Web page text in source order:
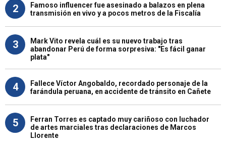
2
Famoso influencer fue asesinado a balazos en plena
transmisión en vivo y a pocos metros de la Fiscalía
3
Mark Vito revela cuál es su nuevo trabajo tras
abandonar Perú de forma sorpresiva: "Es fácil ganar
plata"
4
Fallece Víctor Angobaldo, recordado personaje de la
farándula peruana, en accidente de tránsito en Cañete
5
Ferran Torres es captado muy cariñoso con luchador
de artes marciales tras declaraciones de Marcos
Llorente